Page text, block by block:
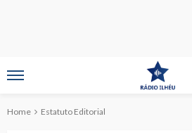
Home Estatuto Editorial